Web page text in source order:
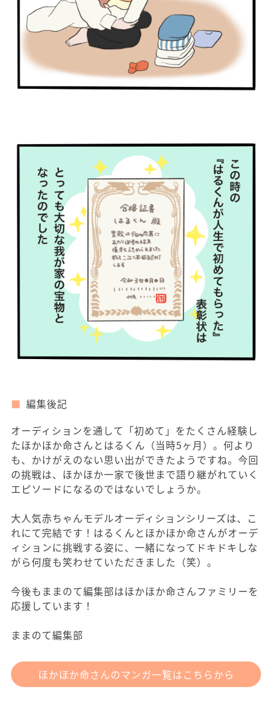
編集後記
オーディションを通して「初めて」をたくさん経験し
たほかほか命さんとはるくん（当時5ヶ月）。何より
も、かけがえのない思い出ができたようですね。今回
の挑戦は、ほかほか一家で後世まで語り継がれていく
エピソードになるのではないでしょうか。
大人気赤ちゃんモデルオーディションシリーズは、こ
れにて完結です！はるくんとほかほか命さんがオーデ
ィションに挑戦する姿に、一緒になってドキドキしな
がら何度も笑わせていただきました（笑）。
今後もままのて編集部はほかほか命さんファミリーを
応援しています！
ままのて編集部
ほかほか命さんのマンガ一覧はこちらから